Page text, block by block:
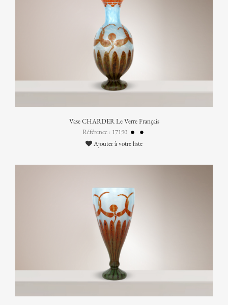
Vase CHARDER Le Verre Français
Référence : 17190
Ajouter à votre liste